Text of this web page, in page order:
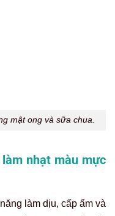
đam và vitamin E
cà chua